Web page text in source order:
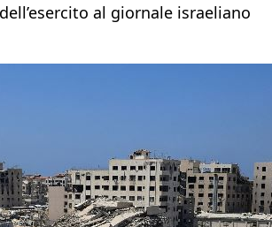
al giornale israeliano